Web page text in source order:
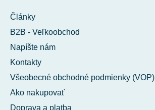
Články
B2B - Veľkoobchod
Napíšte nám
Kontakty
Všeobecné obchodné podmienky (VOP)
Ako nakupovať
Doprava a platba